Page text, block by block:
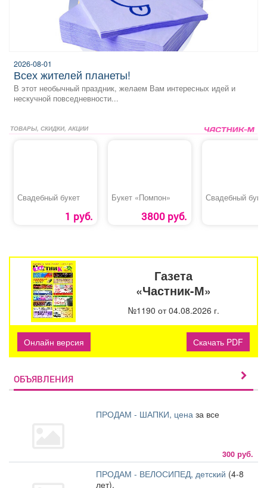
2026-08-01
всех жителей планеты!
В этот необычный праздник, желаем Вам интересных идей и
нескучной повседневности...
ТОВАРЫ, СКИДКИ, АКЦИИ
Свадебный букет
1 руб.
Букет «Помпон»
3800 руб.
Свадебный
Газета
«Частник-М»
№1190 от 04.08.2026 г.
Онлайн версия Скачать PDF
ОБЪЯВЛЕНИЯ
ПРОДАМ - ШАПКИ, цена за все
300 руб.
ПРОДАМ - ВЕЛОСИПЕД, детский (4-8
лет).